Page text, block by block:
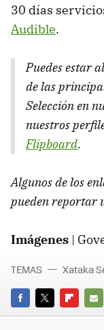
30 días
Audible.
Puedes estar
de las
Selección en
nuestros
Flipboard.
Algunos de los
pueden reportar
Imágenes |
FACEBOOK
TWITTER
E-
TEMAS Xataka